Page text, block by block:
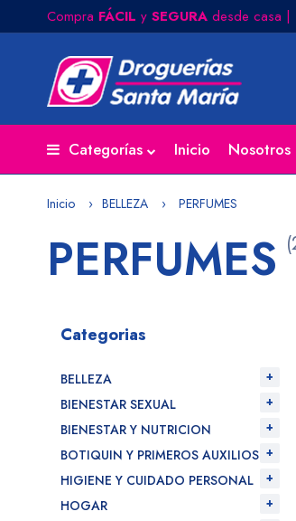
Compra FÁCIL y SEGURA desde casa |
Categorías Inicio Nosotros
Inicio BELLEZA PERFUMES
PERFUMES
Categorias
BELLEZA
BIENESTAR SEXUAL
BIENESTAR Y NUTRICION
BOTIQUIN Y PRIMEROS AUXILIOS
HIGIENE Y CUIDADO PERSONAL
HOGAR